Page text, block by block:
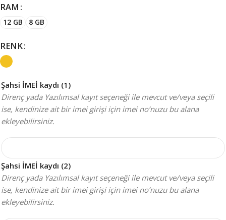
RAM
12 GB 8 GB
RENK
Şahsi İMEİ kaydı (1)
Direnç yada Yazılımsal kayıt seçeneği ile mevcut ve/veya seçili
ise, kendinize ait bir imei girişi için imei no’nuzu bu alana
ekleyebilirsiniz.
Şahsi İMEİ kaydı (2)
Direnç yada Yazılımsal kayıt seçeneği ile mevcut ve/veya seçili
ise, kendinize ait bir imei girişi için imei no’nuzu bu alana
ekleyebilirsiniz.